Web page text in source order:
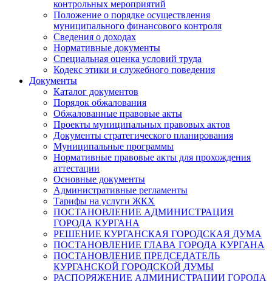
контрольных мероприятий
Положение о порядке осуществления
муниципального финансового контроля
Сведения о доходах
Нормативные документы
Специальная оценка условий труда
Кодекс этики и служебного поведения
Документы
Каталог документов
Порядок обжалования
Обжалованные правовые акты
Проекты муниципальных правовых актов
Документы стратегического планирования
Муниципальные программы
Нормативные правовые акты для прохождения
аттестации
Основные документы
Административные регламенты
Тарифы на услуги ЖКХ
ПОСТАНОВЛЕНИЕ АДМИНИСТРАЦИЯ
ГОРОДА КУРГАНА
РЕШЕНИЕ КУРГАНСКАЯ ГОРОДСКАЯ ДУМА
ПОСТАНОВЛЕНИЕ ГЛАВА ГОРОДА КУРГАНА
ПОСТАНОВЛЕНИЕ ПРЕДСЕДАТЕЛЬ
КУРГАНСКОЙ ГОРОДСКОЙ ДУМЫ
РАСПОРЯЖЕНИЕ АДМИНИСТРАЦИИ ГОРОДА